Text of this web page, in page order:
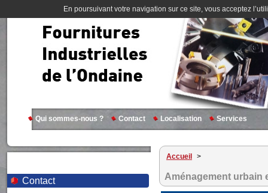
En poursuivant votre navigation sur ce site, vous acceptez
Qui sommes-nous ? Contact Localisation Services
Contact
Accueil >
Aménagement urbain